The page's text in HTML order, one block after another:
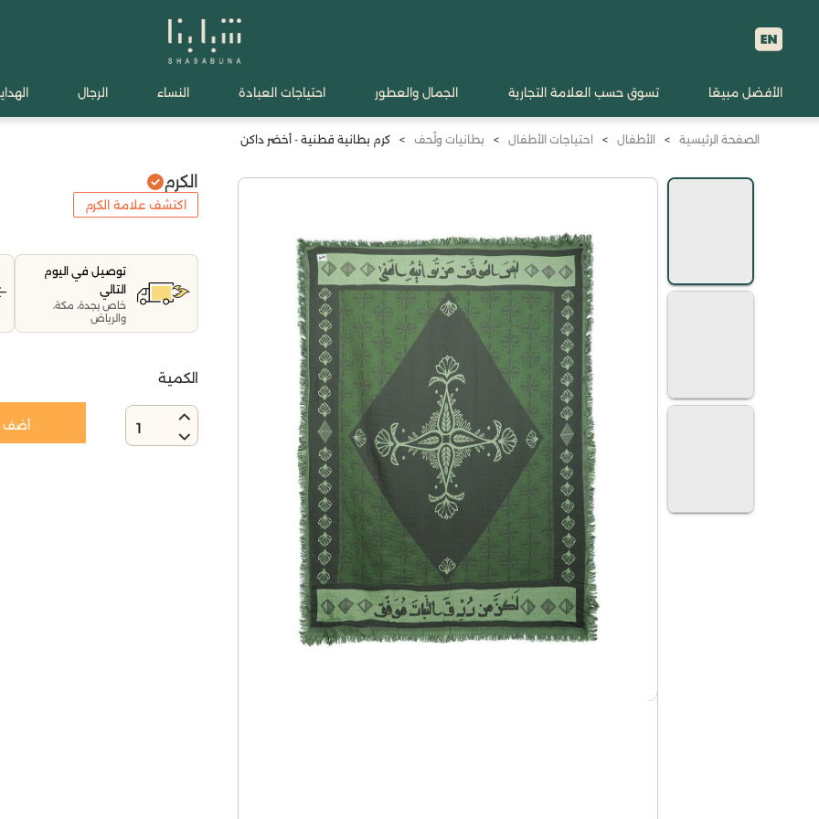
الأفضل مبيعًا تسوق حسب العلامة التجارية الجمال والعطور احتياجات العبادة النساء الرجال
الصفحة الرئيسية > الأطفال > احتياجات الأطفال > بطانيات ولٌحف > كرم بطانية قطنية - أخضر داكن
الكرم
اكتشف علامة الكرم
توصيل في اليوم
التالي
خاص بجدة، مكة،
والرياض
الكمية
1 أضف